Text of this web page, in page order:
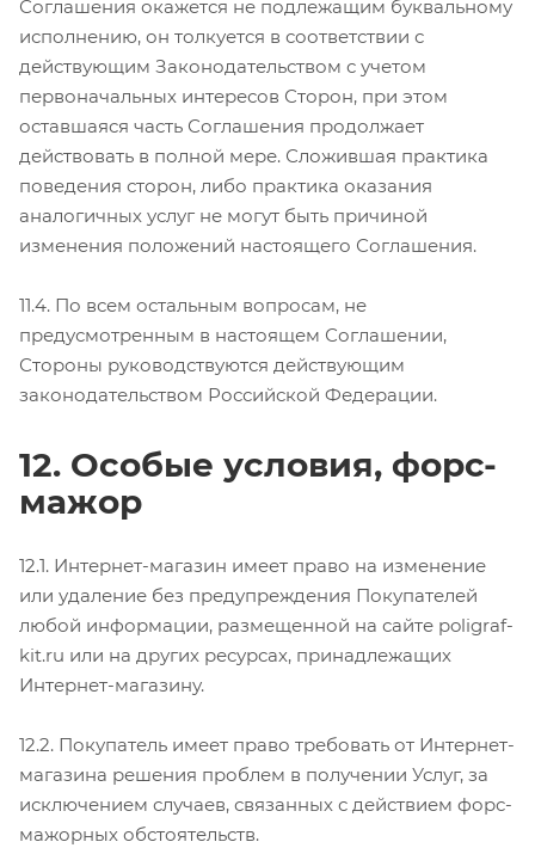
Соглашения окажется не подлежащим буквальному
исполнению, он толкуется в соответствии с
действующим Законодательством с учетом
первоначальных интересов Сторон, при этом
оставшаяся часть Соглашения продолжает
действовать в полной мере. Сложившая практика
поведения сторон, либо практика оказания
аналогичных услуг не могут быть причиной
изменения положений настоящего Соглашения.
11.4. По всем остальным вопросам, не
предусмотренным в настоящем Соглашении,
Стороны руководствуются действующим
законодательством Российской Федерации.
12. Особые условия, форс-
мажор
12.1. Интернет-магазин имеет право на изменение
или удаление без предупреждения Покупателей
любой информации, размещенной на сайте poligraf-
kit.ru или на других ресурсах, принадлежащих
Интернет-магазину.
12.2. Покупатель имеет право требовать от Интернет-
магазина решения проблем в получении Услуг, за
исключением случаев, связанных с действием форс-
мажорных обстоятельств.